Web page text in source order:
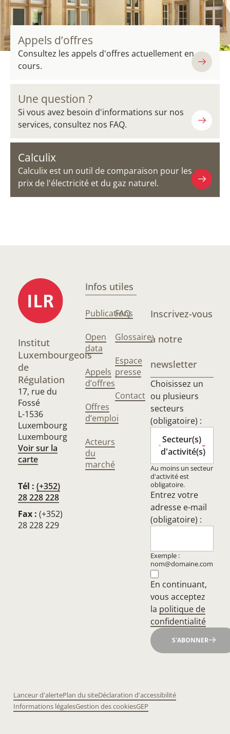
Appels d’offres
Consultez les appels d'offres actuellement en
cours.
Une question ?
Si vous avez besoin d'informations sur nos
services, consultez nos FAQ.
Calculix
Calculix est un outil de comparaison pour les
prix de l'électricité et du gaz naturel.
Institut
Luxembourgeois
de
Régulation
17, rue du
Fossé
L-1536
Luxembourg
Luxembourg
Voir sur la
carte
Tél : (+352)
28 228 228
Fax : (+352)
28 228 229
Infos utiles
Publications
Open
data
Appels
d’offres
Offres
d’emploi
Acteurs
du
marché
FAQ
Glossaire
Espace
presse
Contact
Inscrivez-vous
à notre
newsletter
Choisissez un
ou plusieurs
secteurs
(obligatoire) :
Secteur(s)
d'activité(s)
Au moins un secteur
d'activité est
obligatoire.
Entrez votre
adresse e-mail
(obligatoire) :
Exemple :
nom@domaine.com
En continuant,
vous acceptez
la politique de
confidentialité
S'ABONNER
Lanceur d'alertePlan du siteDéclaration d'accessibilité
Informations légalesGestion des cookiesGEP